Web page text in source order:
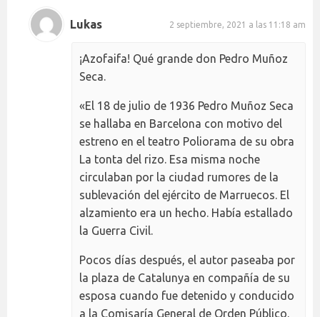
Lukas 2 septiembre, 2021 a las 11:18 am
¡Azofaifa! Qué grande don Pedro Muñoz
Seca.
«El 18 de julio de 1936 Pedro Muñoz Seca
se hallaba en Barcelona con motivo del
estreno en el teatro Poliorama de su obra
La tonta del rizo. Esa misma noche
circulaban por la ciudad rumores de la
sublevación del ejército de Marruecos. El
alzamiento era un hecho. Había estallado
la Guerra Civil.
Pocos días después, el autor paseaba por
la plaza de Catalunya en compañía de su
esposa cuando fue detenido y conducido
a la Comisaría General de Orden Público.